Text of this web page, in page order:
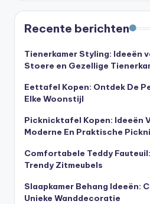
Recente berichten
Tienerkamer Styling: Ideeën
Stoere en Gezellige
Eettafel Kopen: Ontdek De
Elke Woonstijl
Picknicktafel Kopen: Ideeën
Moderne En Praktische
Comfortabele Teddy
Trendy Zitmeubels
Slaapkamer Behang Ideeën:
Unieke Wanddecoratie